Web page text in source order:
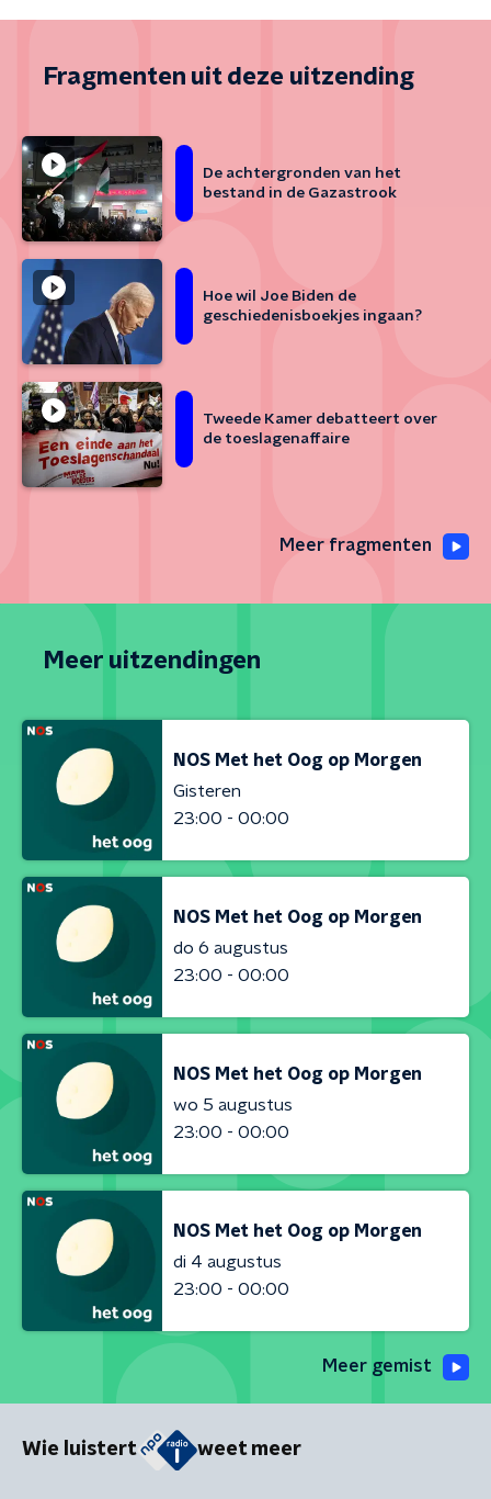
Fragmenten uit deze uitzending
De achtergronden van het
bestand in de Gazastrook
Hoe wil Joe Biden de
geschiedenisboekjes ingaan?
Tweede Kamer debatteert over
de toeslagenaffaire
Meer fragmenten
Meer uitzendingen
NOS Met het Oog op Morgen
Gisteren
23:00 - 00:00
NOS Met het Oog op Morgen
do 6 augustus
23:00 - 00:00
NOS Met het Oog op Morgen
wo 5 augustus
23:00 - 00:00
NOS Met het Oog op Morgen
di 4 augustus
23:00 - 00:00
Meer gemist
Wie luistert weet meer